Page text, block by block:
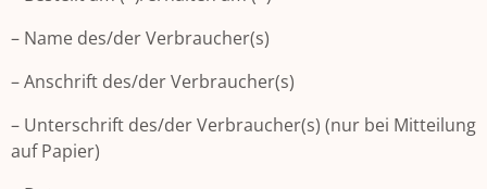
– Name des/der Verbraucher(s)
– Anschrift des/der Verbraucher(s)
– Unterschrift des/der Verbraucher(s) (nur bei Mitteilung
auf Papier)